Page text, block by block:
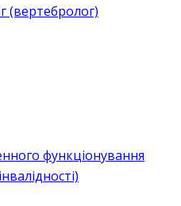
(вертебролог)
функціонування